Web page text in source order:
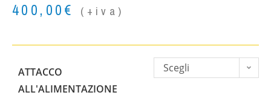
400,00€ (+iva)
ATTACCO
ALL'ALIMENTAZIONE
Scegli